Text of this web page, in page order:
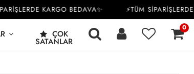
KARGO BEDAVA✨ ⚡TÜM SİPARİŞLERDE
ÇOK
SATANLAR
0